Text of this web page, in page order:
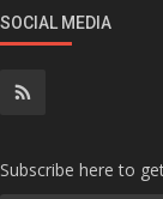
SOCIAL MEDIA
Subscribe here to